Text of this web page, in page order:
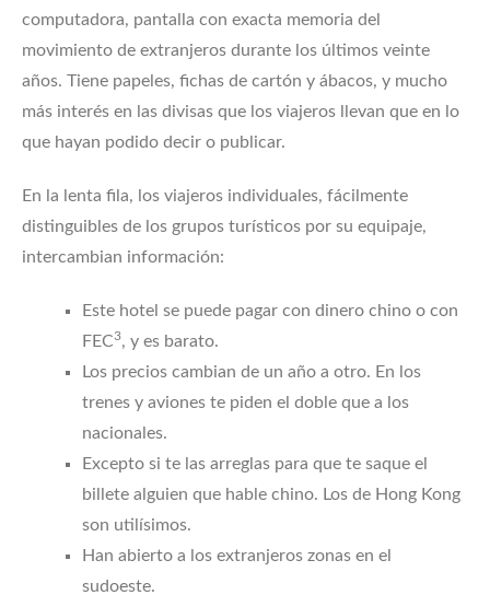
computadora, pantalla con exacta memoria del
movimiento de extranjeros durante los últimos veinte
años. Tiene papeles, fichas de cartón y ábacos, y mucho
más interés en las divisas que los viajeros llevan que en lo
que hayan podido decir o publicar.
En la lenta fila, los viajeros individuales, fácilmente
distinguibles de los grupos turísticos por su equipaje,
intercambian información:
Este hotel se puede pagar con dinero chino o con
FEC3, y es barato.
Los precios cambian de un año a otro. En los
trenes y aviones te piden el doble que a los
nacionales.
Excepto si te las arreglas para que te saque el
billete alguien que hable chino. Los de Hong Kong
son utilísimos.
Han abierto a los extranjeros zonas en el
sudoeste.